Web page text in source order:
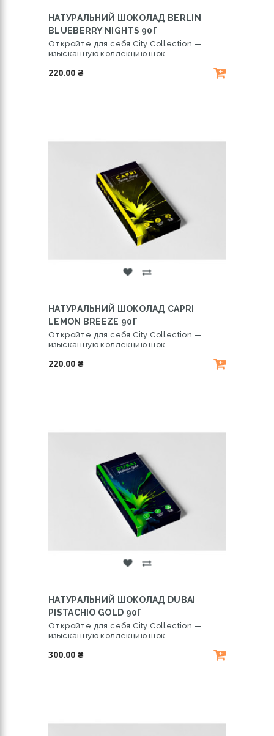
НАТУРАЛЬНИЙ ШОКОЛАД BERLIN
BLUEBERRY NIGHTS 90Г
Откройте для себя City Collection —
изысканную коллекцию шок..
220.00 ₴
НАТУРАЛЬНИЙ ШОКОЛАД CAPRI
LEMON BREEZE 90Г
Откройте для себя City Collection —
изысканную коллекцию шок..
220.00 ₴
НАТУРАЛЬНИЙ ШОКОЛАД DUBAI
PISTACHIO GOLD 90Г
Откройте для себя City Collection —
изысканную коллекцию шок..
300.00 ₴